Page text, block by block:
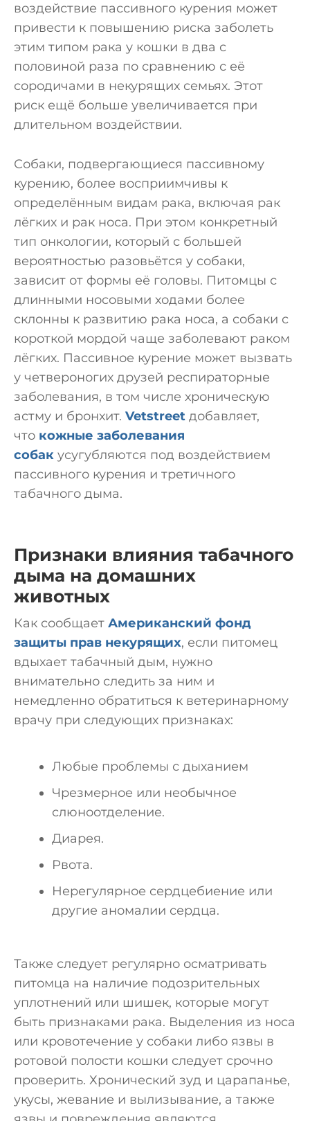
воздействие пассивного курения может
привести к повышению риска заболеть
этим типом рака у кошки в два с
половиной раза по сравнению с её
сородичами в некурящих семьях. Этот
риск ещё больше увеличивается при
длительном воздействии.
Собаки, подвергающиеся пассивному
курению, более восприимчивы к
определённым видам рака, включая рак
лёгких и рак носа. При этом конкретный
тип онкологии, который с большей
вероятностью разовьётся у собаки,
зависит от формы её головы. Питомцы с
длинными носовыми ходами более
склонны к развитию рака носа, а собаки с
короткой мордой чаще заболевают раком
лёгких. Пассивное курение может вызвать
у четвероногих друзей респираторные
заболевания, в том числе хроническую
астму и бронхит. Vetstreet добавляет,
что кожные заболевания
собак усугубляются под воздействием
пассивного курения и третичного
табачного дыма.
Признаки влияния табачного
дыма на домашних
животных
Как сообщает Американский фонд
защиты прав некурящих, если питомец
вдыхает табачный дым, нужно
внимательно следить за ним и
немедленно обратиться к ветеринарному
врачу при следующих признаках:
Любые проблемы с дыханием
Чрезмерное или необычное
слюноотделение.
Диарея.
Рвота.
Нерегулярное сердцебиение или
другие аномалии сердца.
Также следует регулярно осматривать
питомца на наличие подозрительных
уплотнений или шишек, которые могут
быть признаками рака. Выделения из носа
или кровотечение у собаки либо язвы в
ротовой полости кошки следует срочно
проверить. Хронический зуд и царапанье,
укусы, жевание и вылизывание, а также